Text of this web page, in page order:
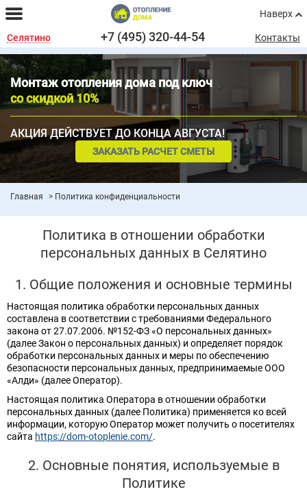
Наверх
Селятино +7 (495) 320-44-54 Контакты
Монтаж отопления дома под ключ
со скидкой 10%
АКЦИЯ ДЕЙСТВУЕТ ДО КОНЦА АВГУСТА!
ЗАКАЗАТЬ РАСЧЕТ СМЕТЫ
Главная Политика конфиденциальности
Политика в отношении обработки
персональных данных в Селятино
1. Общие положения и основные термины
Настоящая политика обработки персональных данных
составлена в соответствии с требованиями Федерального
закона от 27.07.2006. №152-ФЗ «О персональных данных»
(далее Закон о персональных данных) и определяет порядок
обработки персональных данных и меры по обеспечению
безопасности персональных данных, предпринимаемые ООО
«Алди» (далее Оператор).
Настоящая политика Оператора в отношении обработки
персональных данных (далее Политика) применяется ко всей
информации, которую Оператор может получить о посетителях
сайта https://dom-otoplenie.com/.
2. Основные понятия, используемые в
Политике